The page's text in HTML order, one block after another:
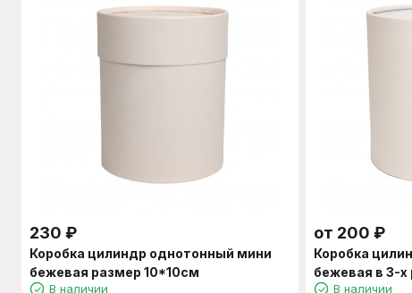
230 ₽
Коробка цилиндр однотонный мини
бежевая размер 10*10см
В наличии
от 200 ₽
Коробка
бежевая в 3-х
В наличии